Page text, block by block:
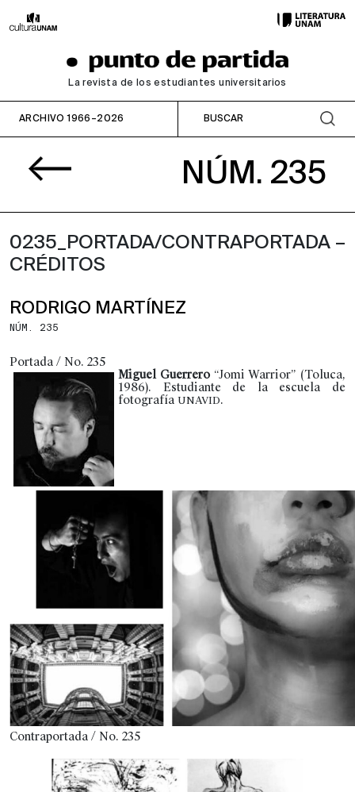
La revista de los estudiantes universitarios
ARCHIVO 1966–2026
NÚM. 235
0235_PORTADA/CONTRAPORTADA –
CRÉDITOS
RODRIGO MARTÍNEZ
NÚM. 235
Portada / No. 235
Miguel Guerrero“Jomi Warrior” (Toluca,
1986). Estudiante de la escuela de
fotografíaUNAVID.
Contraportada / No. 235